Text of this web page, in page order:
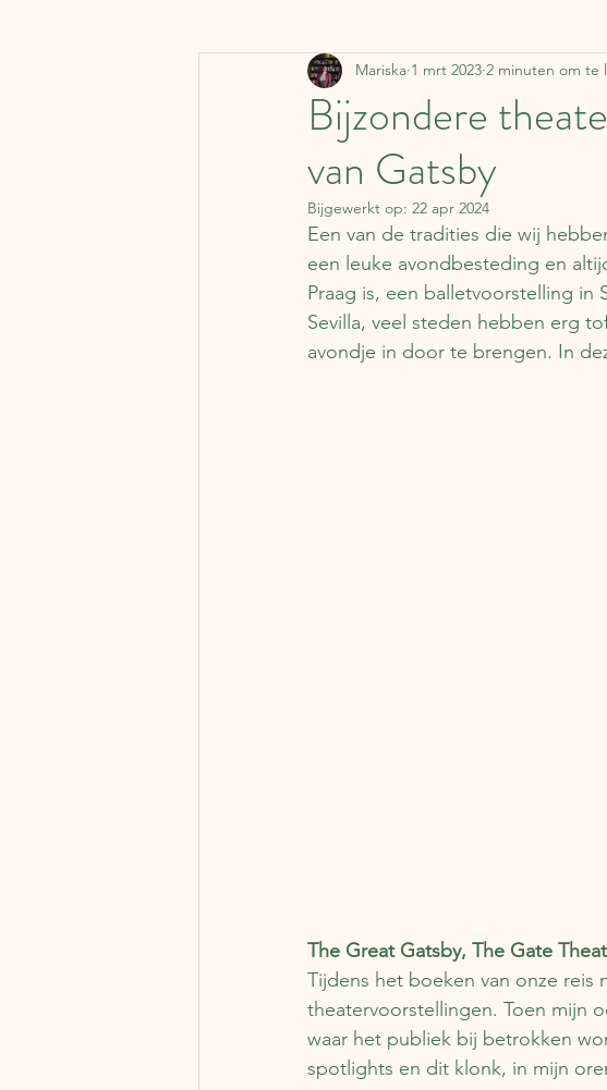
Denemarken Vervoermiddelen
Ierland
Nederland België Japan
Literaire kalender Syrië Schotland
Bijzondere
van Gatsby
Mariska 1 mrt 2023 2 minuten om te
Bijgewerkt op: 22 apr 2024
Een van de tradities die wij
een leuke avondbesteding en
Praag is, een balletvoorstelling in
Sevilla, veel steden hebben erg
avondje in door te brengen. In
The Great Gatsby, The Gate
Tijdens het boeken van onze reis
theatervoorstellingen. Toen mijn
waar het publiek bij betrokken
spotlights en dit klonk, in mijn